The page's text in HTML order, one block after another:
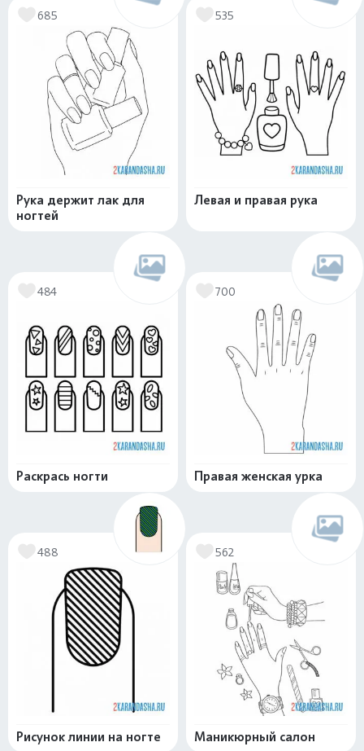
685
Рука держит лак для
ногтей
535
Левая и правая рука
484
Раскрась ногти
700
Правая женская урка
488
Рисунок линии на ногте
562
Маникюрный салон